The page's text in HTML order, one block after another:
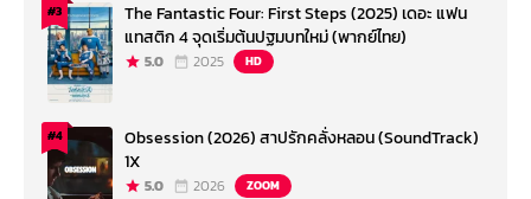
#3
The Fantastic Four: First Steps (2025) เดอะ แฟน
แทสติก 4 จุดเริ่มต้นปฐมบทใหม่ (พากย์ไทย)
5.0 2025 HD
#4
Obsession (2026) สาปรักคลั่งหลอน (SoundTrack)
1X
5.0 2026 ZOOM